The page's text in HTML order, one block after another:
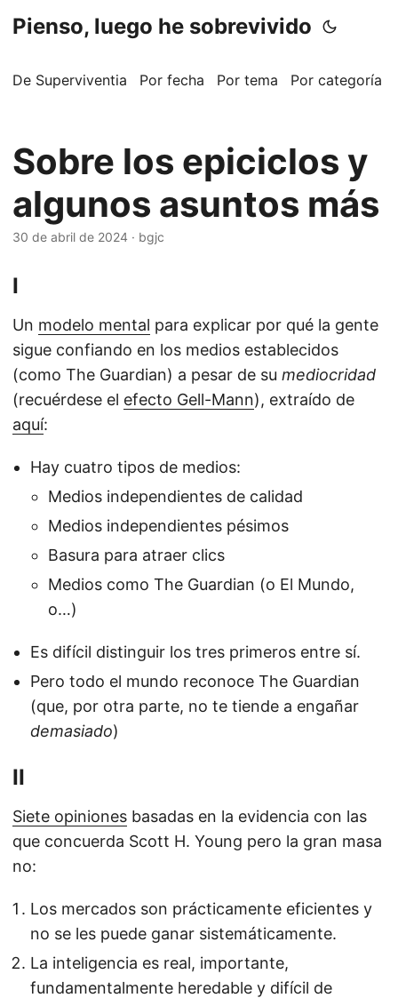
Pienso, luego he sobrevivido
De Superviventia Por fecha Por tema Por categoría
Sobre los epiciclos y
algunos asuntos más
30 de abril de 2024 · bgjc
I
Un modelo mental para explicar por qué la gente
sigue confiando en los medios establecidos
(como The Guardian) a pesar de su mediocridad
(recuérdese el efecto Gell-Mann), extraído de
aquí:
Hay cuatro tipos de medios:
Medios independientes de calidad
Medios independientes pésimos
Basura para atraer clics
Medios como The Guardian (o El Mundo,
o…)
Es difícil distinguir los tres primeros entre sí.
Pero todo el mundo reconoce The Guardian
(que, por otra parte, no te tiende a engañar
demasiado)
II
Siete opiniones basadas en la evidencia con las
que concuerda Scott H. Young pero la gran masa
no:
Los mercados son prácticamente eficientes y
no se les puede ganar sistemáticamente.
La inteligencia es real, importante,
fundamentalmente heredable y difícil de